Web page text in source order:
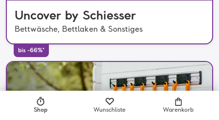
Uncover by Schiesser
Bettwäsche, Bettlaken & Sonstiges
bis -66%*
Shop Wunschliste Warenkorb